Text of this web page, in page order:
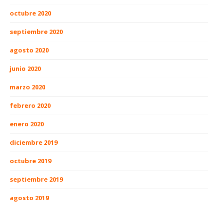
octubre 2020
septiembre 2020
agosto 2020
junio 2020
marzo 2020
febrero 2020
enero 2020
diciembre 2019
octubre 2019
septiembre 2019
agosto 2019